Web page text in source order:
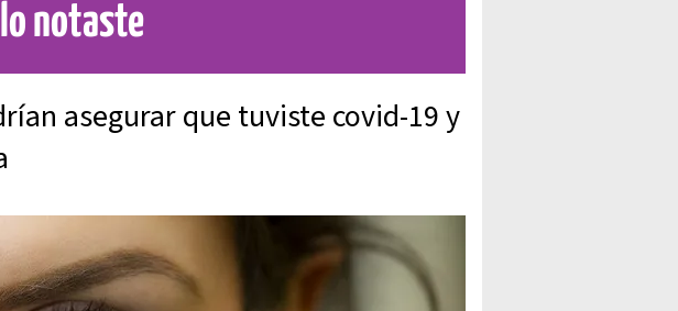
notaste
asegurar que tuviste covid-19 y